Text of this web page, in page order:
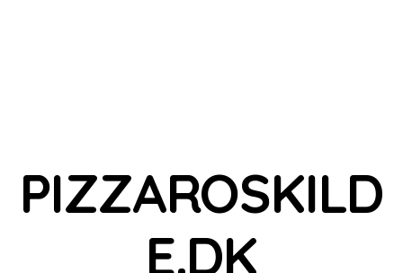
PIZZAROSKILD
E.DK